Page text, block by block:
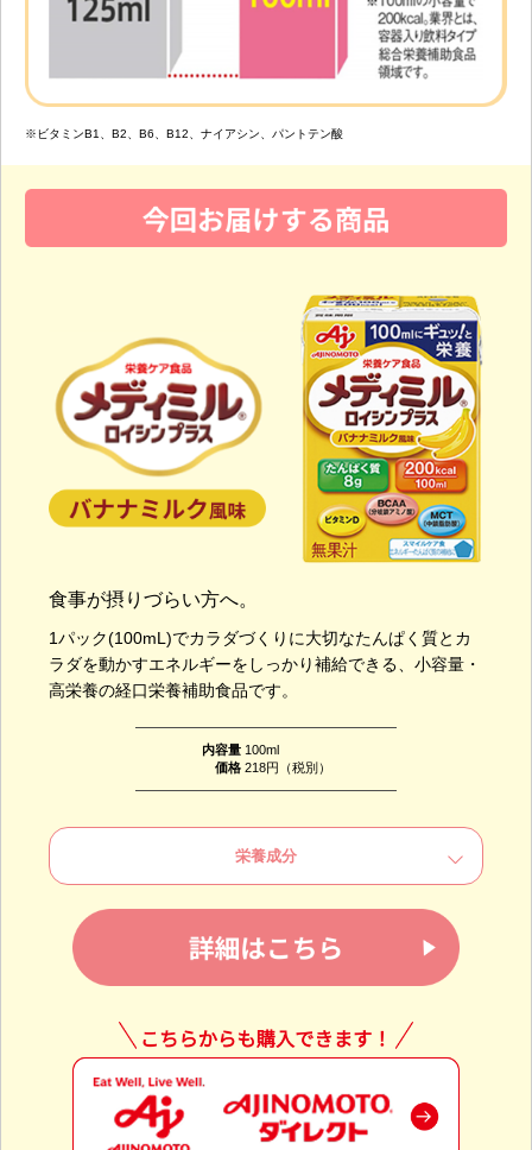
※ビタミンB1、B2、B6、B12、ナイアシン、パントテン酸
食事が摂りづらい方へ。
1パック(100mL)でカラダづくりに大切なたんぱく質とカ
ラダを動かすエネルギーをしっかり補給できる、小容量・
高栄養の経口栄養補助食品です。
内容量 100ml
価格 218円（税別）
栄養成分